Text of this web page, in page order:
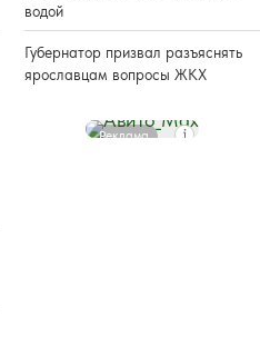
водой
Губернатор призвал разъяснять
ярославцам вопросы ЖКХ
Реклама